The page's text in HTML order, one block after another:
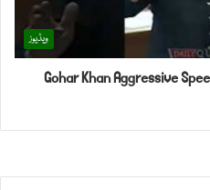
ویڈیوز
Gohar Khan Aggressive